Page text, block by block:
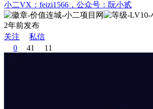
小二VX：feizi1566，公众号：阮小贰
2年前发布
关注
私信
0
41 11